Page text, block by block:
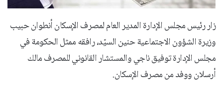
زار رئيس مجلس الإدارة المدير العام لمصرف الإسكان أنطوان حبيب
وزيرة الشؤون الاجتماعية حنين السيّد، رافقه ممثل الحكومة في
مجلس الإدارة توفيق ناجي والمستشار القانوني للمصرف مالك
أرسلان ووفد من مصرف الإسكان.